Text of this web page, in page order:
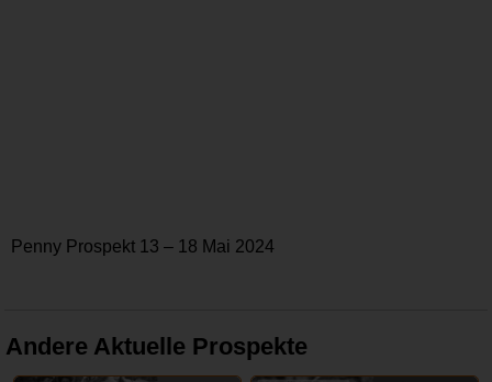
Penny Prospekt 13 – 18 Mai 2024
Andere Aktuelle Prospekte